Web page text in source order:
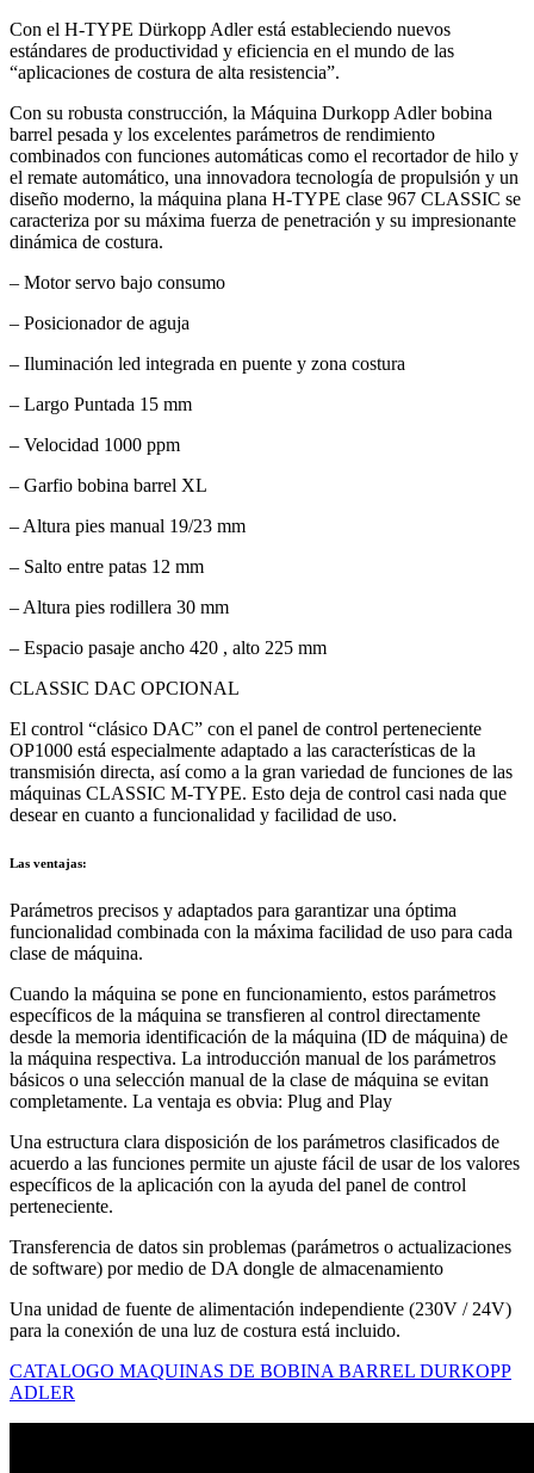
Con el H-TYPE Dürkopp Adler está estableciendo nuevos
estándares de productividad y eficiencia en el mundo de las
“aplicaciones de costura de alta resistencia”.
Con su robusta construcción, la Máquina Durkopp Adler bobina
barrel pesada y los excelentes parámetros de rendimiento
combinados con funciones automáticas como el recortador de hilo y
el remate automático, una innovadora tecnología de propulsión y un
diseño moderno, la máquina plana H-TYPE clase 967 CLASSIC se
caracteriza por su máxima fuerza de penetración y su impresionante
dinámica de costura.
– Motor servo bajo consumo
– Posicionador de aguja
– Iluminación led integrada en puente y zona costura
– Largo Puntada 15 mm
– Velocidad 1000 ppm
– Garfio bobina barrel XL
– Altura pies manual 19/23 mm
– Salto entre patas 12 mm
– Altura pies rodillera 30 mm
– Espacio pasaje ancho 420 , alto 225 mm
CLASSIC DAC OPCIONAL
El control “clásico DAC” con el panel de control perteneciente
OP1000 está especialmente adaptado a las características de la
transmisión directa, así como a la gran variedad de funciones de las
máquinas CLASSIC M-TYPE. Esto deja de control casi nada que
desear en cuanto a funcionalidad y facilidad de uso.
Las ventajas:
Parámetros precisos y adaptados para garantizar una óptima
funcionalidad combinada con la máxima facilidad de uso para cada
clase de máquina.
Cuando la máquina se pone en funcionamiento, estos parámetros
específicos de la máquina se transfieren al control directamente
desde la memoria identificación de la máquina (ID de máquina) de
la máquina respectiva. La introducción manual de los parámetros
básicos o una selección manual de la clase de máquina se evitan
completamente. La ventaja es obvia: Plug and Play
Una estructura clara disposición de los parámetros clasificados de
acuerdo a las funciones permite un ajuste fácil de usar de los valores
específicos de la aplicación con la ayuda del panel de control
perteneciente.
Transferencia de datos sin problemas (parámetros o actualizaciones
de software) por medio de DA dongle de almacenamiento
Una unidad de fuente de alimentación independiente (230V / 24V)
para la conexión de una luz de costura está incluido.
CATALOGO MAQUINAS DE BOBINA BARREL DURKOPP
ADLER